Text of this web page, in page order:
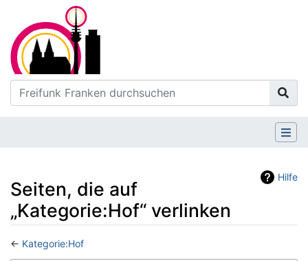
Hilfe
Seiten, die auf
„Kategorie:Hof“ verlinken
← Kategorie:Hof
Wechseln zu:Navigation,Suche